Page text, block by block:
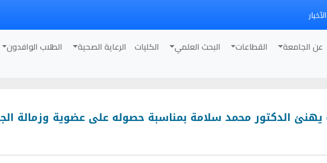
عن الجامعة القطاعات البحث العلمي الكليات الرعاية الصحية الطلاب الوافدون
الدكتور محمد سلامة بمناسبة حصوله على عضوية وزمالة